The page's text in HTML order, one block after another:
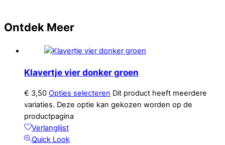
Ontdek Meer
Klavertje vier donker groen
€ 3,50 Opties selecteren Dit product heeft meerdere
variaties. Deze optie kan gekozen worden op de
productpagina
Verlanglijst
Quick Look